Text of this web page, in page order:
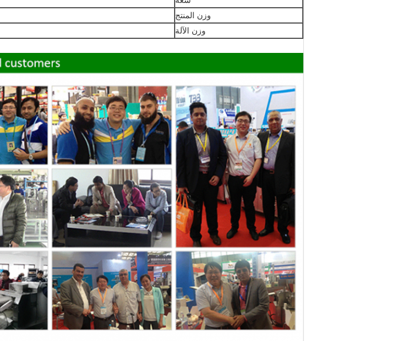
وزن المنتج
وزن الآلة